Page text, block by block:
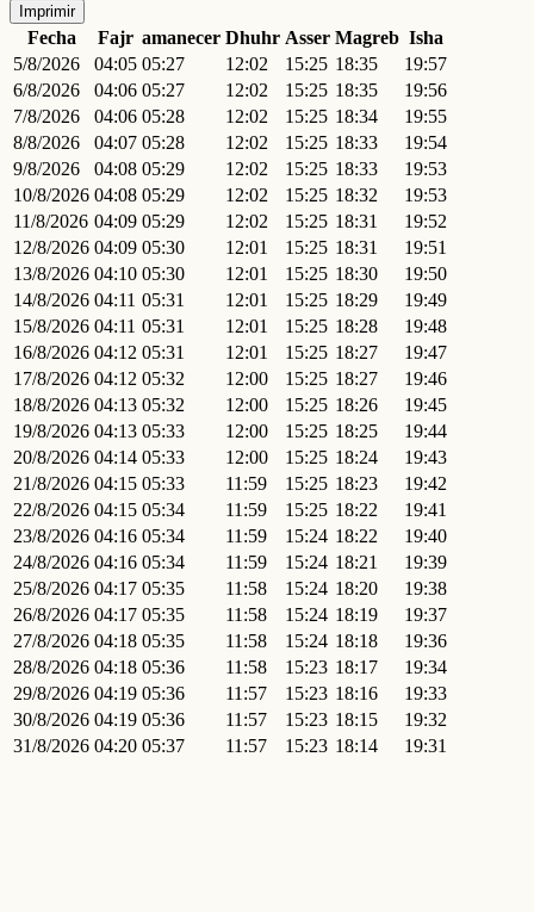
Imprimir
Fecha Fajr amanecer Dhuhr Asser Magreb Isha
5/8/2026
04:05 05:27 12:02 15:25 18:35
19:57
6/8/2026
04:06 05:27 12:02 15:25 18:35
19:56
7/8/2026
04:06 05:28 12:02 15:25 18:34
19:55
8/8/2026
04:07 05:28 12:02 15:25 18:33
19:54
9/8/2026
04:08 05:29 12:02 15:25 18:33
19:53
10/8/2026 04:08 05:29 12:02 15:25 18:32
19:53
11/8/2026 04:09 05:29 12:02 15:25 18:31
19:52
12/8/2026 04:09 05:30 12:01 15:25 18:31
19:51
13/8/2026 04:10 05:30 12:01 15:25 18:30
19:50
14/8/2026 04:11 05:31 12:01 15:25 18:29
19:49
15/8/2026 04:11 05:31 12:01 15:25 18:28
19:48
16/8/2026 04:12 05:31 12:01 15:25 18:27
19:47
17/8/2026 04:12 05:32 12:00 15:25 18:27
19:46
18/8/2026 04:13 05:32 12:00 15:25 18:26
19:45
19/8/2026 04:13 05:33 12:00 15:25 18:25
19:44
20/8/2026 04:14 05:33 12:00 15:25 18:24
19:43
21/8/2026 04:15 05:33 11:59 15:25 18:23
19:42
22/8/2026 04:15 05:34 11:59 15:25 18:22
19:41
23/8/2026 04:16 05:34 11:59 15:24 18:22
19:40
24/8/2026 04:16 05:34 11:59 15:24 18:21
19:39
25/8/2026 04:17 05:35 11:58 15:24 18:20
19:38
26/8/2026 04:17 05:35 11:58 15:24 18:19
19:37
27/8/2026 04:18 05:35 11:58 15:24 18:18
19:36
28/8/2026 04:18 05:36 11:58 15:23 18:17
19:34
29/8/2026 04:19 05:36 11:57 15:23 18:16
19:33
30/8/2026 04:19 05:36 11:57 15:23 18:15
19:32
31/8/2026 04:20 05:37 11:57 15:23 18:14 19:31